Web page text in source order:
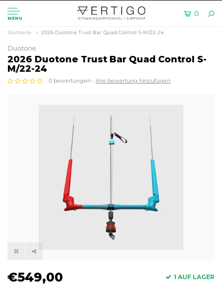
MENU
0
Startseite 2026 Duotone Trust Bar Quad Control S-M/22-24
Duotone
2026 Duotone Trust Bar Quad Control S-
M/22-24
0 bewertungen - ihre bewertung hinzufügen
€549,00 1 AUF LAGER